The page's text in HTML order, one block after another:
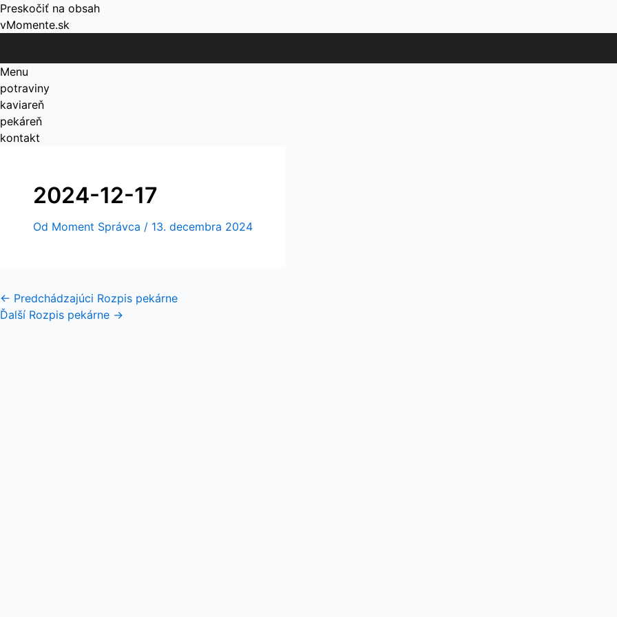
Preskočiť na obsah
vMomente.sk
Menu
potraviny
kaviareň
pekáreň
kontakt
2024-12-17
Od Moment Správca / 13. decembra 2024
← Predchádzajúci Rozpis pekárne
Ďalší Rozpis pekárne →